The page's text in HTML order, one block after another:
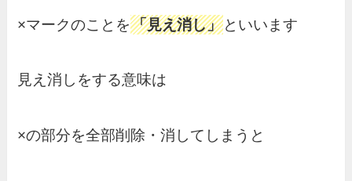
×マークのことを「見え消し」 といいます
見え消しをする意味は
×の部分を全部削除・消してしまうと